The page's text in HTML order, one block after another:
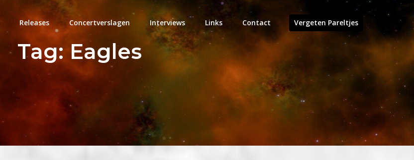
Releases Concertverslagen Interviews Links Contact Vergeten Pareltjes
Tag:Eagles